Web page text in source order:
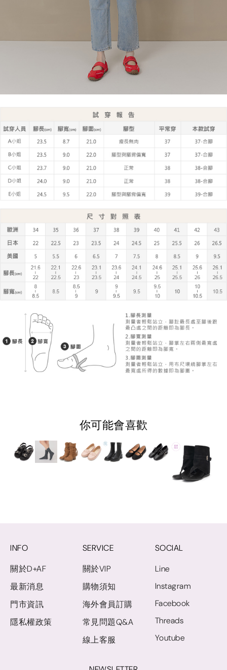
你可能會喜歡
INFO
關於D+AF
最新消息
門市資訊
隱私權政策
SERVICE
關於VIP
購物須知
海外會員訂購
常見問題Q&A
線上客服
SOCIAL
Line
Instagram
Facebook
Threads
Youtube